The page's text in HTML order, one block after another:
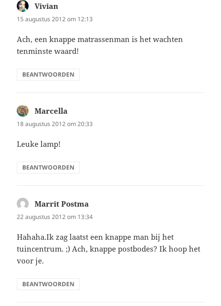
Vivian
15 augustus 2012 om 12:13
Ach, een knappe matrassenman is het wachten
tenminste waard!
BEANTWOORDEN
Marcella
18 augustus 2012 om 20:33
Leuke lamp!
BEANTWOORDEN
Marrit Postma
22 augustus 2012 om 13:34
Hahaha.Ik zag laatst een knappe man bij het
tuincentrum. ;) Ach, knappe postbodes? Ik hoop het
voor je.
BEANTWOORDEN